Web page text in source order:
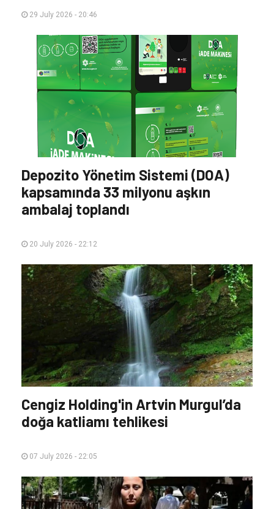
Akbelen’de el koyma ve değer
tespit davaları durduruldu
29 July 2026 - 20:46
Depozito Yönetim Sistemi (DOA)
kapsamında 33 milyonu aşkın
ambalaj toplandı
20 July 2026 - 22:12